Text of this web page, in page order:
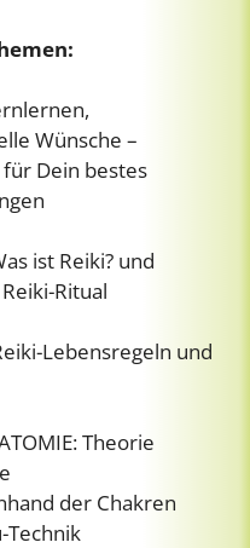
Wünsche –
Dein bestes
ist Reiki? und
Ritual
Lebensregeln und
Theorie
der Chakren
Technik